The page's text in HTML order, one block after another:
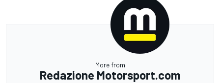
More from
Redazione Motorsport.com